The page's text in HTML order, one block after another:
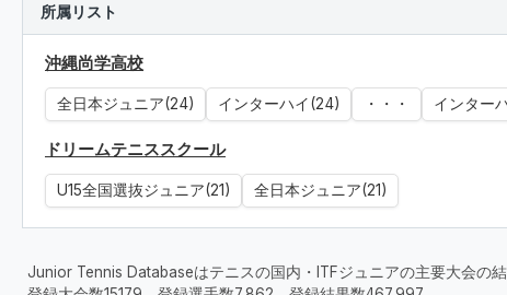
所属リスト
沖縄尚学高校
全日本ジュニア(24) インターハイ(24) ・・・ インター
ドリームテニススクール
U15全国選抜ジュニア(21) 全日本ジュニア(21)
Junior Tennis Databaseはテニスの国内・ITFジュニアの主要大会の結